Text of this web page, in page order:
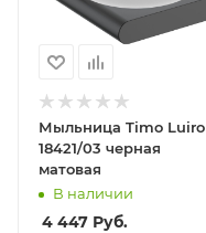
Мыльница Timo Luiro
18421/03 черная
матовая
В наличии
4 447 Руб.